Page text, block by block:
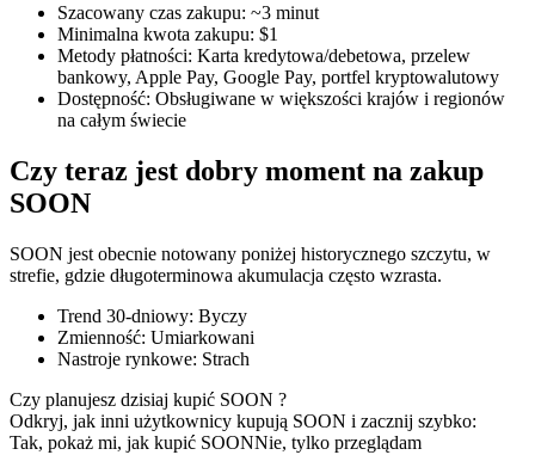
TradFi
Instrumenty pochodne na akcje, forex, metale szlachetne i
Kontrakty terminowe na USDC
Kontrakty futures wykorzystujące USDC jako zabezpieczenie
Szacowany czas zakupu: ~3 minut
Minimalna kwota zakupu: $1
Metody płatności: Karta kredytowa/debetowa, przelew
bankowy, Apple Pay, Google Pay, portfel kryptowalutowy
Dostępność: Obsługiwane w większości krajów i regionów
na całym świecie
Czy teraz jest dobry moment na zakup
SOON
SOON jest obecnie notowany poniżej historycznego szczytu, w
strefie, gdzie długoterminowa akumulacja często wzrasta.
Trend 30-dniowy: Byczy
Zmienność: Umiarkowani
Nastroje rynkowe: Strach
Czy planujesz dzisiaj kupić SOON ?
Odkryj, jak inni użytkownicy kupują SOON i zacznij szybko:
Tak, pokaż mi, jak kupić SOONNie, tylko przeglądam